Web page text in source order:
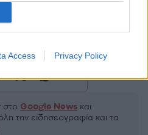
Access Privacy Policy
από reCAPTCHA, ισχύουν
Υγεία
ΠΟΝΟΣ
Google News και
την ειδησεογραφία και τα